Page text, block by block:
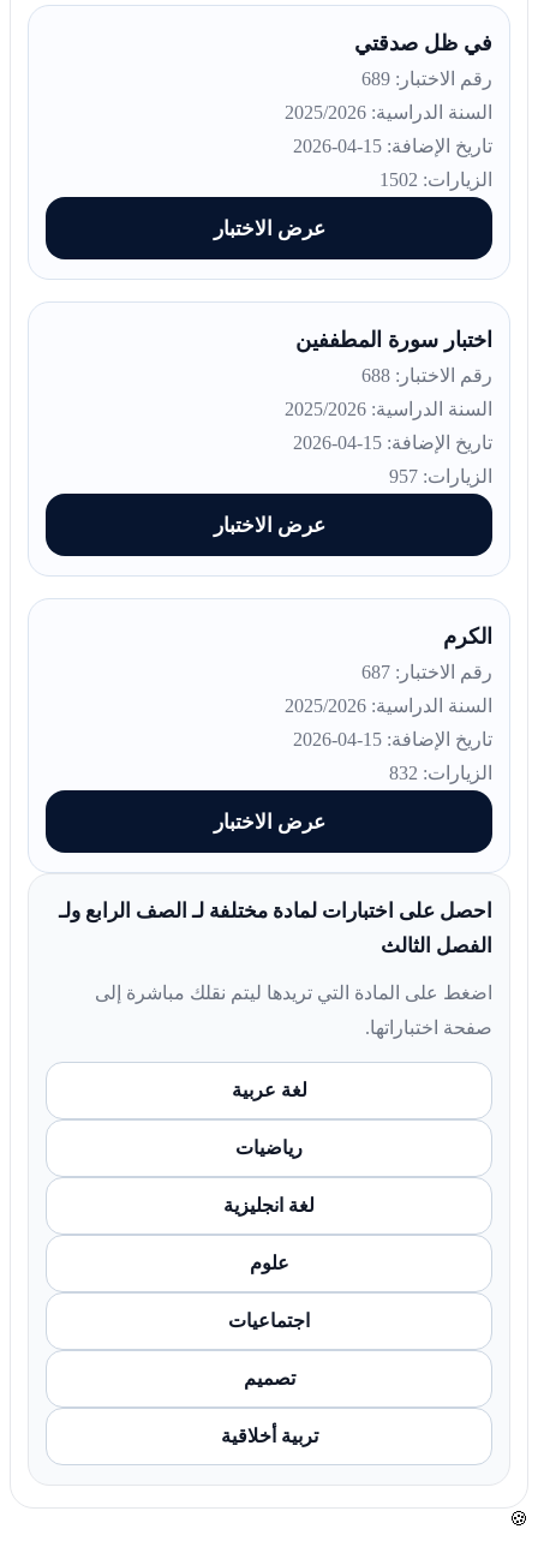
في ظل صدقتي
رقم الاختبار: 689
السنة الدراسية: 2025/2026
تاريخ الإضافة: 15-04-2026
الزيارات: 1502
عرض الاختبار
اختبار سورة المطففين
رقم الاختبار: 688
السنة الدراسية: 2025/2026
تاريخ الإضافة: 15-04-2026
الزيارات: 957
عرض الاختبار
الكرم
رقم الاختبار: 687
السنة الدراسية: 2025/2026
تاريخ الإضافة: 15-04-2026
الزيارات: 832
عرض الاختبار
احصل على اختبارات لمادة مختلفة لـ الصف الرابع ولـ
الفصل الثالث
اضغط على المادة التي تريدها ليتم نقلك مباشرة إلى
صفحة اختباراتها.
لغة عربية
رياضيات
لغة انجليزية
علوم
اجتماعيات
تصميم
تربية أخلاقية
🍪